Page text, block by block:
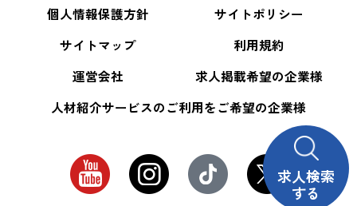
個人情報保護方針
サイトポリシー
サイトマップ
利用規約
運営会社
求人掲載希望の企業様
人材紹介サービスのご利用をご希望の企業様
求人検索
する